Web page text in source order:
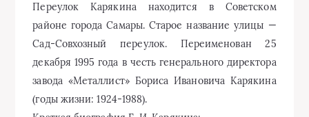
Переулок Карякина находится в Советском
районе города Самары. Старое название улицы —
Сад-Совхозный переулок. Переименован 25
декабря 1995 года в честь генерального директора
завода «Металлист» Бориса Ивановича Карякина
(годы жизни: 1924-1988).